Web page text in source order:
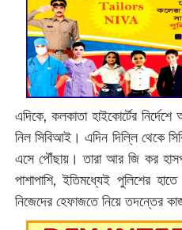
এদিকে, কলকাতা হাইকোর্টের
নিল সিবিআই। এদিন দিল্লি থেকে
এসে পৌঁছায়। তারা আর জি কর
পাশাপাশি, ইতিমধ্যেই পুলিশের
নিজেদের হেফাজতে নিয়ে তদন্তের